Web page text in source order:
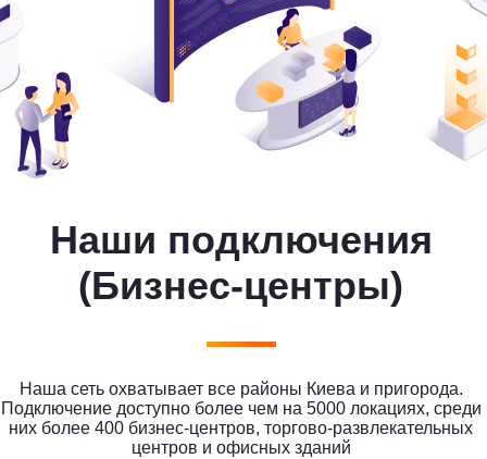
Наши подключения
(Бизнес-центры)
Наша сеть охватывает все районы Киева и пригорода.
Подключение доступно более чем на 5000 локациях, среди
них более 400 бизнес-центров, торгово-развлекательных
центров и офисных зданий